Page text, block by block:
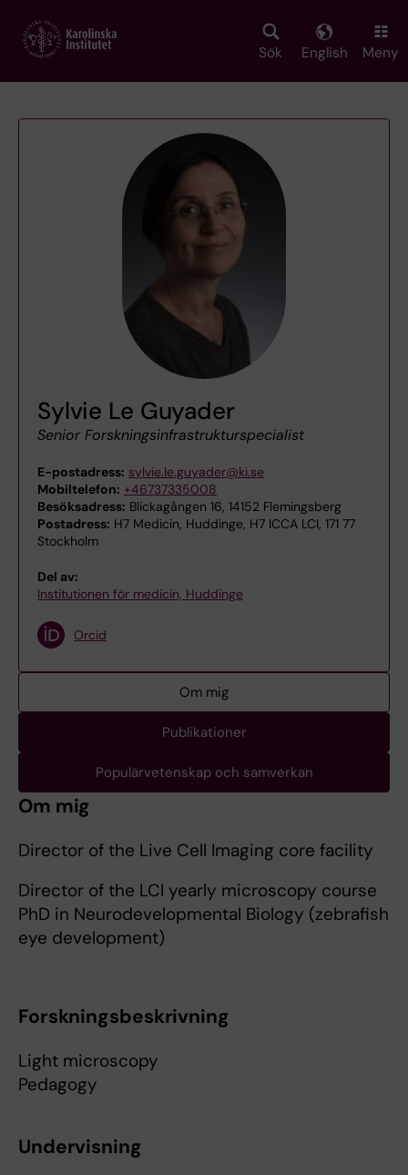
main
Sök English Meny
Sylvie Le Guyader
Senior Forskningsinfrastrukturspecialist
E-postadress: sylvie.le.guyader@ki.se
Mobiltelefon: +46737335008
Besöksadress: Blickagången 16, 14152 Flemingsberg
Postadress: H7 Medicin, Huddinge, H7 ICCA LCI, 171 77
Stockholm
Del av:
Institutionen för medicin, Huddinge
Orcid
Om mig
Publikationer
Populärvetenskap och samverkan
Om mig
Director of the Live Cell Imaging core facility
Director of the LCI yearly microscopy course
PhD in Neurodevelopmental Biology (zebrafish
eye development)
Forskningsbeskrivning
Light microscopy
Pedagogy
Undervisning